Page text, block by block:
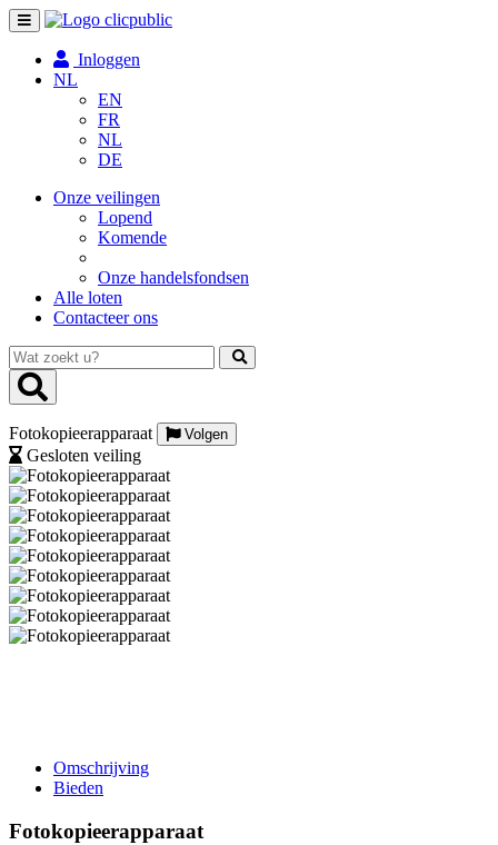
Toggle
navigation
Inloggen
NL
EN
FR
NL
DE
Onze veilingen
Lopend
Komende
Onze handelsfondsen
Alle loten
Contacteer ons
Wat
zoekt
u?
Fotokopieerapparaat Volgen
Gesloten veiling
Omschrijving
Bieden
Fotokopieerapparaat